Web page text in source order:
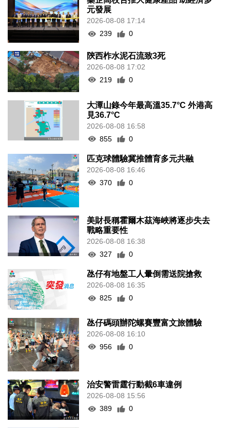
元發展
2026-08-08 17:14
239
0
陝西柞水泥石流致3死
2026-08-08 17:02
219
0
大潭山錄今年最高溫35.7°C 外港高
見36.7°C
2026-08-08 16:58
855
0
匹克球體驗冀推體育多元共融
2026-08-08 16:46
370
0
美財長稱霍爾木茲海峽將逐步失去
戰略重要性
2026-08-08 16:38
327
0
氹仔有地盤工人暈倒需送院搶救
2026-08-08 16:35
825
0
氹仔碼頭辦陀螺賽豐富文旅體驗
2026-08-08 16:10
956
0
治安警雷霆行動截6車違例
2026-08-08 15:56
389
0